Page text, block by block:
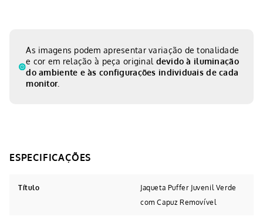
As imagens podem apresentar variação de tonalidade
e cor em relação à peça original devido à iluminação
do ambiente e às configurações individuais de cada
monitor.
Título
Jaqueta Puffer Juvenil Verde
com Capuz Removível